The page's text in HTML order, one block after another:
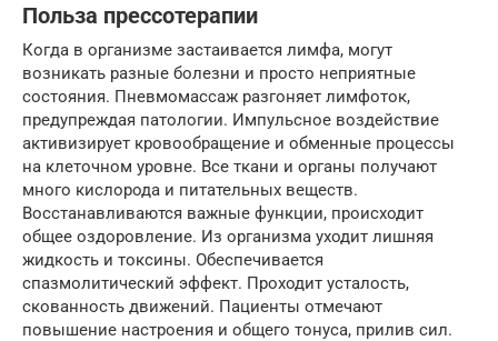
Польза прессотерапии
Когда в организме застаивается лимфа, могут
возникать разные болезни и просто неприятные
состояния. Пневмомассаж разгоняет лимфоток,
предупреждая патологии. Импульсное воздействие
активизирует кровообращение и обменные процессы
на клеточном уровне. Все ткани и органы получают
много кислорода и питательных веществ.
Восстанавливаются важные функции, происходит
общее оздоровление. Из организма уходит лишняя
жидкость и токсины. Обеспечивается
спазмолитический эффект. Проходит усталость,
скованность движений. Пациенты отмечают
повышение настроения и общего тонуса, прилив сил.